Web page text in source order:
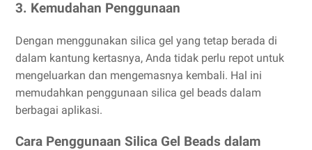
3. Kemudahan Penggunaan
Dengan menggunakan silica gel yang tetap berada di
dalam kantung kertasnya, Anda tidak perlu repot untuk
mengeluarkan dan mengemasnya kembali. Hal ini
memudahkan penggunaan silica gel beads dalam
berbagai aplikasi.
Cara Penggunaan Silica Gel Beads dalam